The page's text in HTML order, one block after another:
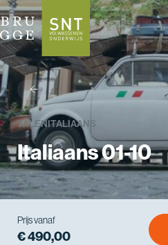
Prijs vanaf
€ 490,00
terug
TALENITALIAANS
Italiaans 01-10